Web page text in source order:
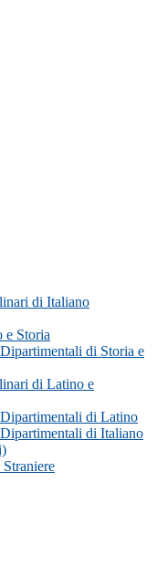
di Italiano
e Storia
di Storia e
di Latino e
di Latino
di Italiano